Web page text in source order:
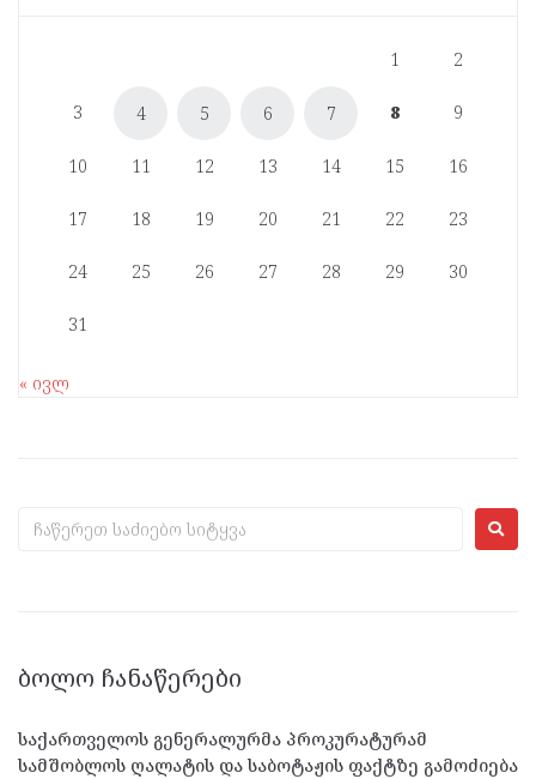
1 2
3 4 5 6 7 8 9
10 11 12 13 14 15 16
17 18 19 20 21 22 23
24 25 26 27 28 29 30
31
« ივლ
ᲑᲝᲚᲝ ᲩᲐᲜᲐᲬᲔᲠᲔᲑᲘ
საქართველოს გენერალურმა პროკურატურამ
სამშობლოს ღალატის და საბოტაჟის ფაქტზე გამოძიება